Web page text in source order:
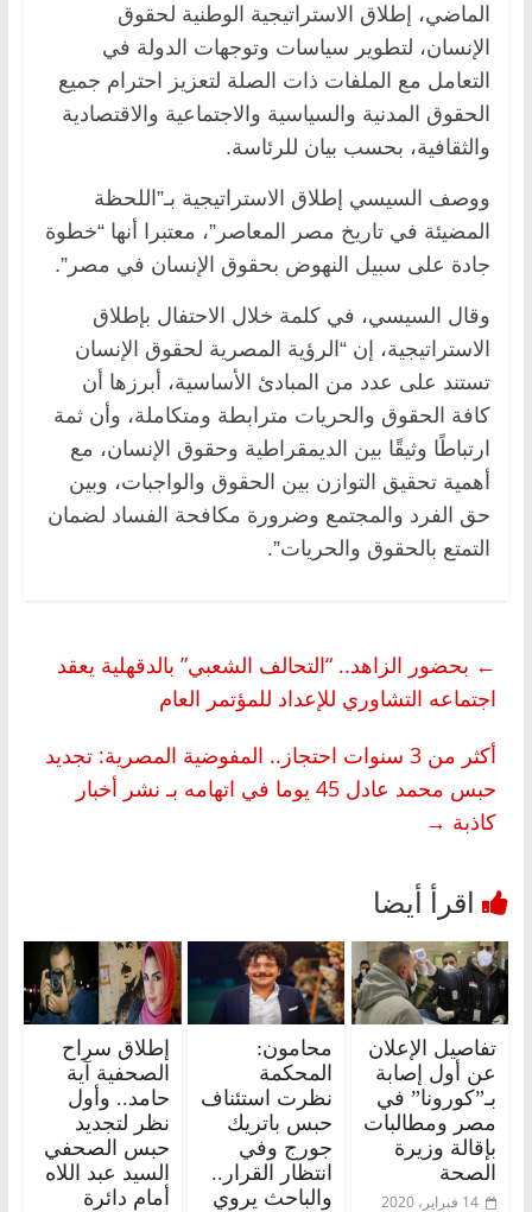
الماضي، إطلاق الاستراتيجية الوطنية لحقوق
الإنسان، لتطوير سياسات وتوجهات الدولة في
التعامل مع الملفات ذات الصلة لتعزيز احترام جميع
الحقوق المدنية والسياسية والاجتماعية والاقتصادية
والثقافية، بحسب بيان للرئاسة.
ووصف السيسي إطلاق الاستراتيجية بـ”اللحظة
المضيئة في تاريخ مصر المعاصر”، معتبرا أنها “خطوة
جادة على سبيل النهوض بحقوق الإنسان في مصر”.
وقال السيسي، في كلمة خلال الاحتفال بإطلاق
الاستراتيجية، إن “الرؤية المصرية لحقوق الإنسان
تستند على عدد من المبادئ الأساسية، أبرزها أن
كافة الحقوق والحريات مترابطة ومتكاملة، وأن ثمة
ارتباطًا وثيقًا بين الديمقراطية وحقوق الإنسان، مع
أهمية تحقيق التوازن بين الحقوق والواجبات، وبين
حق الفرد والمجتمع وضرورة مكافحة الفساد لضمان
التمتع بالحقوق والحريات”.
← بحضور الزاهد.. “التحالف الشعبي” بالدقهلية يعقد
اجتماعه التشاوري للإعداد للمؤتمر العام
أكثر من 3 سنوات احتجاز.. المفوضية المصرية: تجديد
حبس محمد عادل 45 يوما في اتهامه بـ نشر أخبار
كاذبة →
تفاصيل الإعلان
عن أول إصابة
بـ”كورونا” في
مصر ومطالبات
بإقالة وزيرة
الصحة
14 فبراير، 2020
محامون:
المحكمة
نظرت استئناف
حبس باتريك
جورج وفي
انتظار القرار..
والباحث يروي
إطلاق سراح
الصحفية آية
حامد.. وأول
نظر لتجديد
حبس الصحفي
السيد عبد اللاه
أمام دائرة